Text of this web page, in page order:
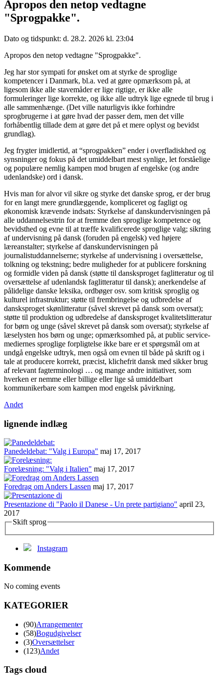
Apropos den netop vedtagne
"Sprogpakke".
Dato og tidspunkt: d. 28.2. 2026 kl. 23:04
Apropos den netop vedtagne "Sprogpakke".
Jeg har stor sympati for ønsket om at styrke de sproglige
kompetencer i Danmark, bl.a. ved at gøre opmærksom på, at
ligesom ikke alle stavemåder er lige rigtige, er ikke alle
formuleringer lige korrekte, og ikke alle udtryk lige egnede til brug i
alle sammenhænge. (Det ville naturligvis ikke forhindre
sprogbrugerne i at gøre hvad der passer dem, men det ville
forhåbentlig tillade dem at gøre det på et mere oplyst og bevidst
grundlag).
Jeg frygter imidlertid, at “sprogpakken” ender i overfladiskhed og
synsninger og fokus på det umiddelbart mest synlige, let forståelige
og populære nemlig kampen mod brugen af engelske (og andre
udenlandske) ord i dansk.
Hvis man for alvor vil sikre og styrke det danske sprog, er der brug
for en langt mere grundlæggende, kompliceret og fagligt og
økonomisk krævende indsats: Styrkelse af danskundervisningen på
alle uddannelsestrin for at fremme den sproglige kompetence og
bevidsthed og evne til at træffe kvalificerede sproglige valg; sikring
af undervisning på dansk (foruden på engelsk) ved højere
læreanstalter; styrkelse af danskundervisningen på
journalistuddannelserne; styrkelse af undervisning i oversættelse,
tolkning og tekstning; bedre muligheder for at publicere forskning
og formidle viden på dansk (støtte til dansksproget faglitteratur og til
oversættelse af udenlandsk faglitteratur til dansk); anerkendelse af
pålidelige danske leksika, ordbøger osv. som kritisk sproglig og
kulturel infrastruktur; støtte til frembringelse og udbredelse af
dansksproget skønlitteratur (såvel skrevet på dansk som oversat);
støtte til produktion og udbredelse af dansksproget kvalitetslitteratur
for børn og unge (såvel skrevet på dansk som oversat); styrkelse af
læselysten hos børn og unge; opmærksomhed på, at public service-
mediernes sproglige forpligtelse ikke bare er et spørgsmål om at
undgå engelske udtryk, men også om evnen til både på skrift og i
tale at producere korrekt, præcist, klichefrit dansk med sikker brug
af relevant fagterminologi … og mange andre initiativer, som
hverken er nemme eller billige eller lige så umiddelbart
kommunikerbare som kampen mod engelsk påvirkning.
Andet
lignende indlæg
Panedeldebat: "Valg i Europa" maj 17, 2017
Forelæsning: "Valg i Italien" maj 17, 2017
Foredrag om Anders Lassen maj 17, 2017
Presentazione di "Paolo il Danese - Un prete partigiano" april 23,
2017
Skift sprog
Instagram
Kommende
No coming events
KATEGORIER
(90)Arrangementer
(58)Bogudgivelser
(3)Oversættelser
(123)Andet
Tags cloud